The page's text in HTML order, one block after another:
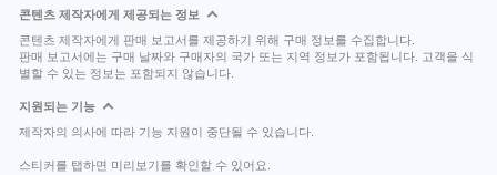
콘텐츠 제작자에게 제공되는 정보
콘텐츠 제작자에게 판매 보고서를 제공하기 위해 구매 정보를 수집합니다.
판매 보고서에는 구매 날짜와 구매자의 국가 또는 지역 정보가 포함됩니다. 고객을 식
별할 수 있는 정보는 포함되지 않습니다.
지원되는 기능
제작자의 의사에 따라 기능 지원이 중단될 수 있습니다.
스티커를 탭하면 미리보기를 확인할 수 있어요.